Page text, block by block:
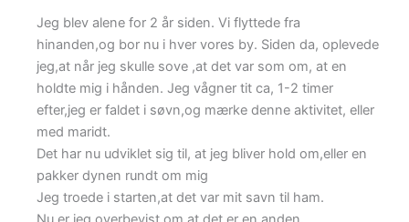
Jeg blev alene for 2 år siden. Vi flyttede fra
hinanden,og bor nu i hver vores by. Siden da, oplevede
jeg,at når jeg skulle sove ,at det var som om, at en
holdte mig i hånden. Jeg vågner tit ca, 1-2 timer
efter,jeg er faldet i søvn,og mærke denne aktivitet, eller
med maridt.
Det har nu udviklet sig til, at jeg bliver hold om,eller en
pakker dynen rundt om mig
Jeg troede i starten,at det var mit savn til ham.